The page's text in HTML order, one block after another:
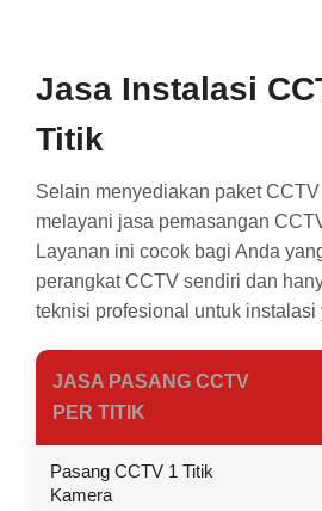
Jasa Instalasi
Titik
Selain menyediakan paket
melayani jasa pemasangan
Layanan ini cocok bagi Anda
perangkat CCTV sendiri dan
teknisi profesional untuk instalasi
JASA PASANG CCTV
PER TITIK
Pasang CCTV 1 Titik
Kamera